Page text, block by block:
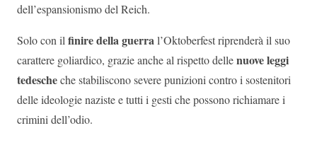
dell’espansionismo del Reich.
Solo con il finire della guerral’Oktoberfest riprenderà il suo
carattere goliardico, grazie anche al rispetto dellenuove leggi
tedescheche stabiliscono severe punizioni contro i sostenitori
delle ideologie naziste e tutti i gesti che possono richiamare i
crimini dell’odio.